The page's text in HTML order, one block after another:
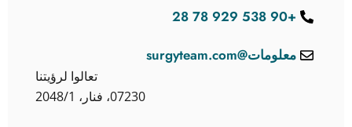
+90 538 929 78 28
معلومات@surgyteam.com
تعالوا لرؤيتنا
07230، فنار، 2048/1